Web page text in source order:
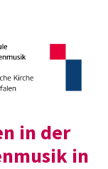
in der
in